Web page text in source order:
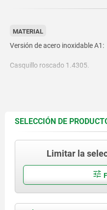
MATERIAL
Versión de acero inoxidable A1:
Casquillo roscado 1.4305.
Versión de acero inoxidable A4:
Casquillo roscado 1.4404.
Muelle de compresión 1.4401.
SELECCIÓN DE
Limitar la